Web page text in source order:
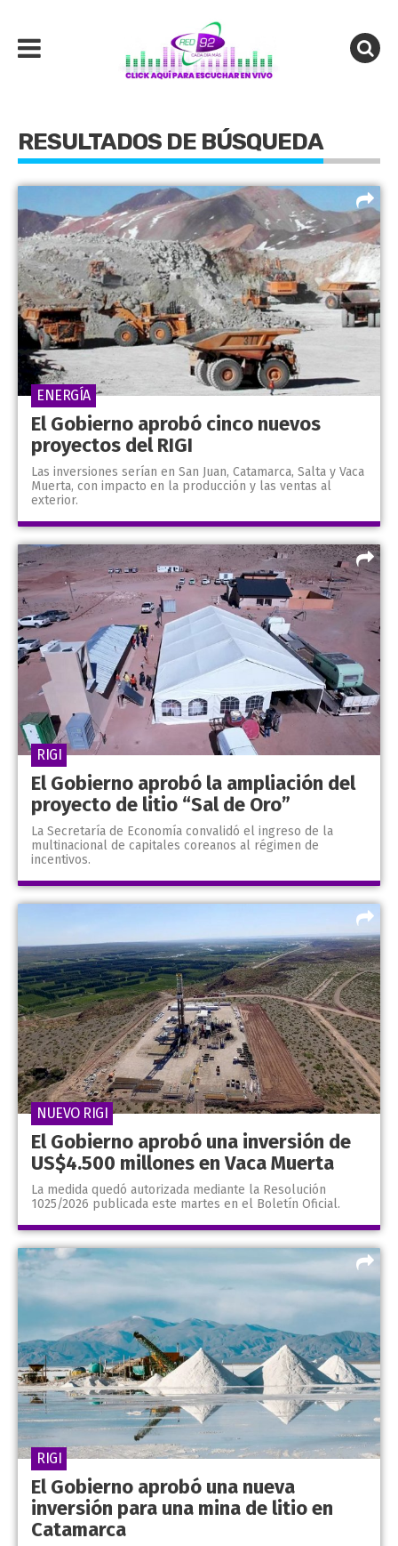
RESULTADOS DE BÚSQUEDA
El Gobierno aprobó cinco nuevos
proyectos del RIGI
Las inversiones serían en San Juan, Catamarca, Salta y Vaca
Muerta, con impacto en la producción y las ventas al
exterior.
ENERGÍA
El Gobierno aprobó la ampliación del
proyecto de litio “Sal de Oro”
La Secretaría de Economía convalidó el ingreso de la
multinacional de capitales coreanos al régimen de
incentivos.
RIGI
El Gobierno aprobó una inversión de
US$4.500 millones en Vaca Muerta
La medida quedó autorizada mediante la Resolución
1025/2026 publicada este martes en el Boletín Oficial.
NUEVO RIGI
El Gobierno aprobó una nueva
inversión para una mina de litio en
Catamarca
RIGI